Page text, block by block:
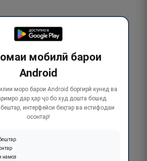
мобилӣ барои
Android
моро барои Android боргирӣ кунед ва
дар ҳар ҷо бо худ дошта бошед.
интерфейси беҳтар ва истифодаи
осонтар!
намоз